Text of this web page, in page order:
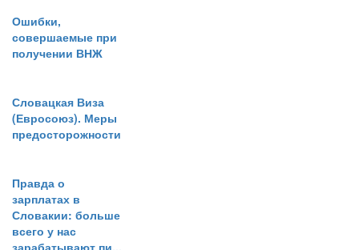
Ошибки,
совершаемые при
получении ВНЖ
Словацкая Виза
(Евросоюз). Меры
предосторожности
Правда о
зарплатах в
Словакии: больше
всего у нас
зарабатывают пи...